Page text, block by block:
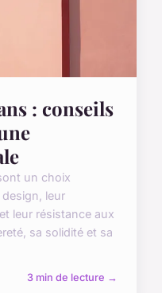
: conseils
un choix
leur
leur résistance aux
sa solidité et sa
3 min de lecture →